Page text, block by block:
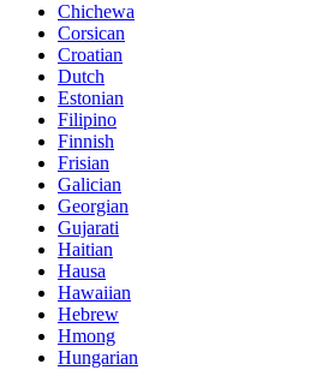
Chichewa
Corsican
Croatian
Dutch
Estonian
Filipino
Finnish
Frisian
Galician
Georgian
Gujarati
Haitian
Hausa
Hawaiian
Hebrew
Hmong
Hungarian